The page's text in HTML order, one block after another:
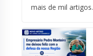
mais de mil